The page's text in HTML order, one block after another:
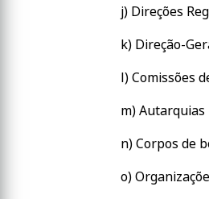
j) Direções
k) Direção-
l) Comissões
m) Autarquias
n) Corpos de
o)